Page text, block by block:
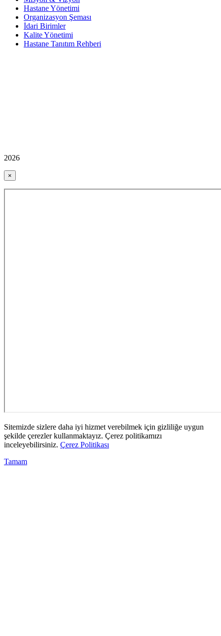
Hastane Yönetimi
Organizasyon Şeması
İdari Birimler
Kalite Yönetimi
Hastane Tanıtım Rehberi
2026
×
Sitemizde sizlere daha iyi hizmet verebilmek için gizliliğe uygun
şekilde çerezler kullanmaktayız. Çerez politikamızı
inceleyebilirsiniz. Çerez Politikası
Tamam